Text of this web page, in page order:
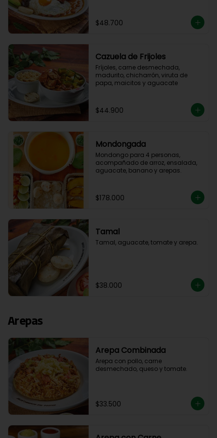
$48.700
Cazuela de Frijoles
Fríjoles, carne desmechada,
madurito, chicharrón, viruta de
papa, maicitos y aguacate
$44.900
Mondongada
Mondongo para 4 personas,
acompañado de arroz, ensalada,
aguacate, banano y arepas.
$178.000
Tamal
Tamal, aguacate, tomate y arepa.
$38.000
Arepas
Arepa Combinada
Arepa con pollo, carne
desmechado, queso y tomate.
$33.500